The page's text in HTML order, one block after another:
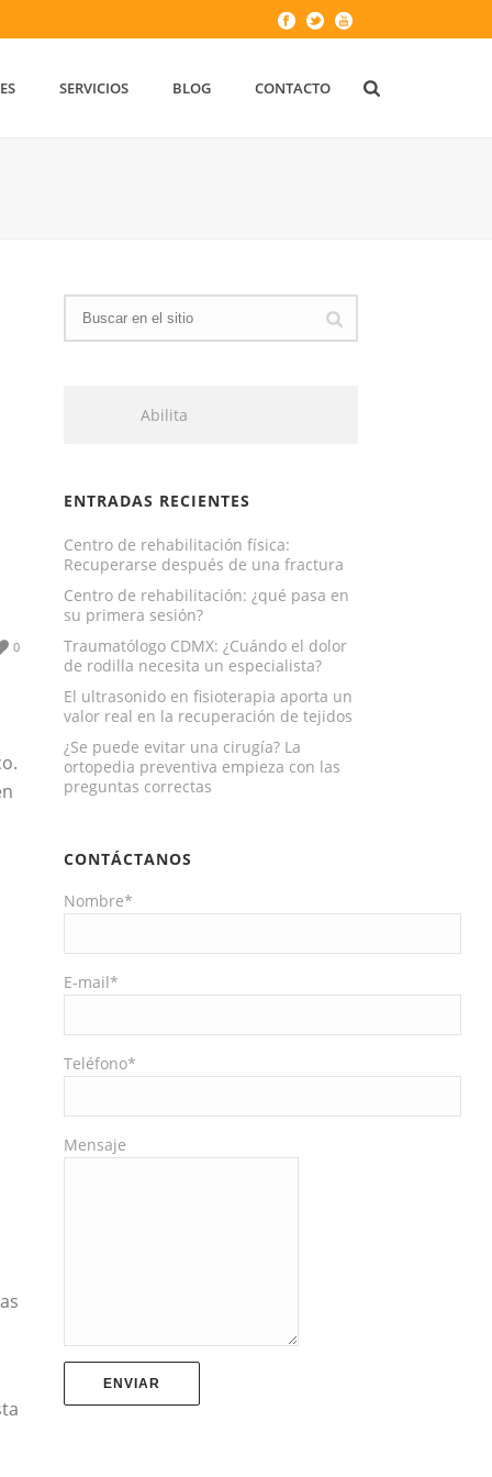
SERVICIOS BLOG CONTACTO
0
Abilita
ENTRADAS RECIENTES
Centro de rehabilitación física:
Recuperarse después de una fractura
Centro de rehabilitación: ¿qué pasa en
su primera sesión?
Traumatólogo CDMX: ¿Cuándo el dolor
de rodilla necesita un especialista?
El ultrasonido en fisioterapia aporta un
valor real en la recuperación de tejidos
¿Se puede evitar una cirugía? La
ortopedia preventiva empieza con las
preguntas correctas
CONTÁCTANOS
Nombre*
E-mail*
Teléfono*
Mensaje